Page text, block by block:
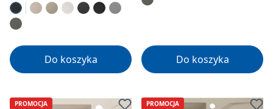
Do koszyka Do koszyka
PROMOCJA PROMOCJA